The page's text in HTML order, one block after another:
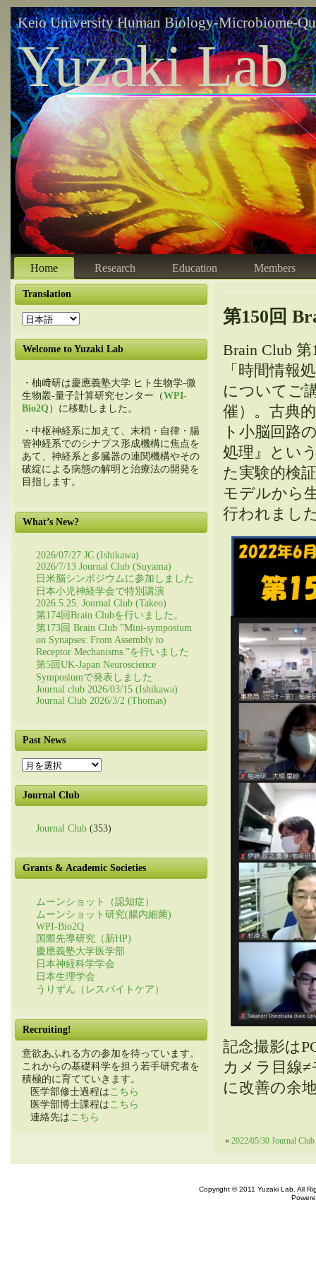
Keio University Human Biology-Microbiome-
Yuzaki Lab
Home Research Education Members
Translation
Welcome to Yuzaki Lab
・柚﨑研は慶應義塾大学 ヒト生物学-微
生物叢-量子計算研究センター（WPI-
Bio2Q）に移動しました。
・中枢神経系に加えて、末梢・自律・腸
管神経系でのシナプス形成機構に焦点を
あて、神経系と多臓器の連関機構やその
破綻による病態の解明と治療法の開発を
目指します。
What’s New?
2026/07/27 JC (Ishikawa)
2026/7/13 Journal Club (Suyama)
日米脳シンポジウムに参加しました
日本小児神経学会で特別講演
2026.5.25. Journal Club (Takeo)
第174回Brain Clubを行いました。
第173回 Brain Club ”Mini-symposium
on Synapses: From Assembly to
Receptor Mechanisms.”を行いました
第5回UK-Japan Neuroscience
Symposiumで発表しました
Journal club 2026/03/15 (Ishikawa)
Journal Club 2026/3/2 (Thomas)
Past News
Past
News
Journal Club
Journal Club (353)
Grants & Academic Societies
ムーンショット（認知症）
ムーンショット研究(腸内細菌)
WPI-Bio2Q
国際先導研究（新HP)
慶應義塾大学医学部
日本神経科学学会
日本生理学会
うりずん（レスパイトケア）
Recruiting!
意欲あふれる方の参加を待っています。
これからの基礎科学を担う若手研究者を
積極的に育てていきます。
医学部修士過程は こちら
医学部博士課程は こちら
連絡先は こちら
第150回
Brain Club
「時間情報
についてご
催）。古典
ト小脳回路
処理』とい
た実験的検
モデルから
行われまし
記念撮影は
カメラ目線
に改善の余
« 2022/05/30 Journal
Copyright © 2011 Yuzaki Lab. All